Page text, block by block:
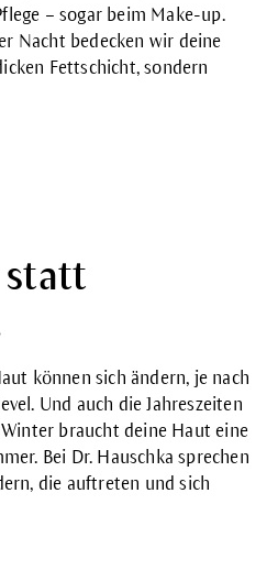
– sogar beim Make-up.
Nacht bedecken wir deine
Fettschicht, sondern
statt
können sich ändern, je nach
Und auch die Jahreszeiten
braucht deine Haut eine
Bei Dr. Hauschka sprechen
die auftreten und sich